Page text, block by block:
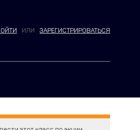
ИЛИ ЗАРЕГИСТРИРОВАТЬСЯ